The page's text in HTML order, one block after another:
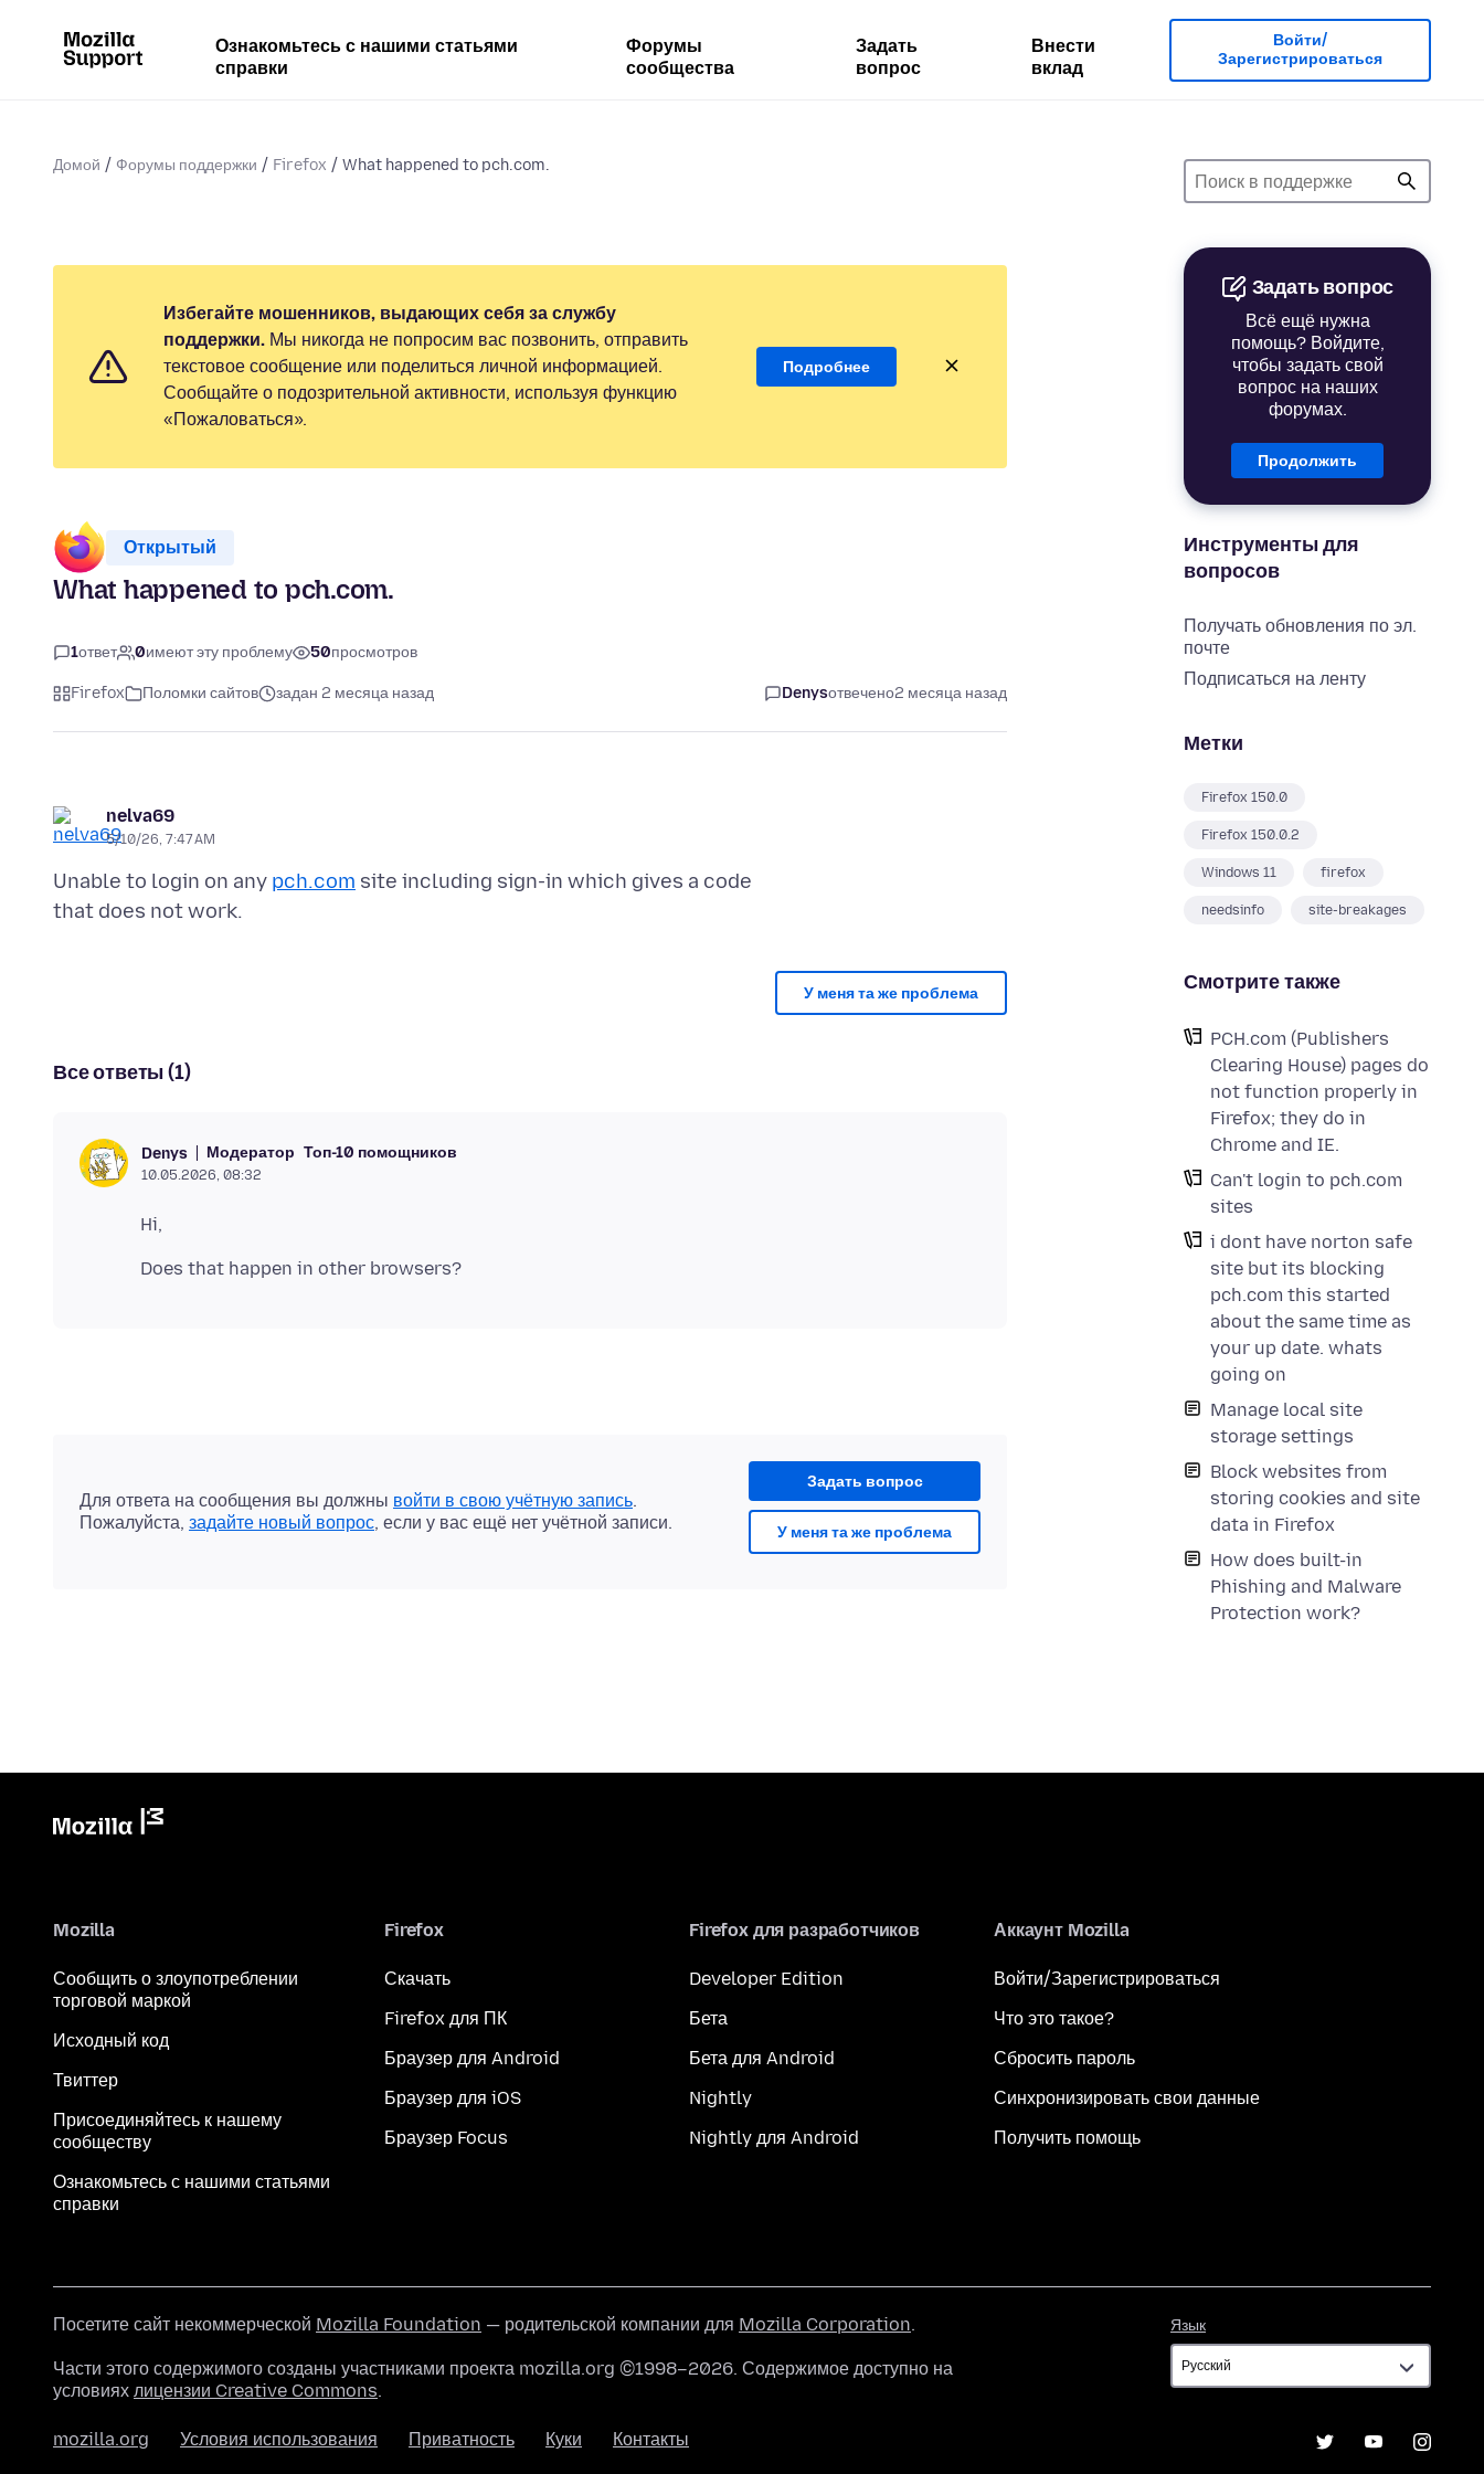
Ознакомьтесь с нашими статьями
справки
Форумы
сообщества
Задать
вопрос
Внести
вклад
Войти/
Зарегистрироваться
Домой Форумы поддержки Firefox What happened to pch.com.
Задать вопрос
Всё ещё нужна
помощь? Войдите,
чтобы задать свой
вопрос на наших
форумах.
Продолжить
Инструменты для
вопросов
Получать обновления по эл.
почте
Подписаться на ленту
Метки
Firefox 150.0
Firefox 150.0.2
Windows 11 firefox
needsinfo site-breakages
Смотрите также
PCH.com (Publishers
Clearing House) pages do
not function properly in
Firefox; they do in
Chrome and IE.
Can't login to pch.com
sites
i dont have norton safe
site but its blocking
pch.com this started
about the same time as
your up date. whats
going on
Manage local site
storage settings
Block websites from
storing cookies and site
data in Firefox
How does built-in
Phishing and Malware
Protection work?
Избегайте мошенников, выдающих себя за службу
поддержки. Мы никогда не попросим вас позвонить, отправить
текстовое сообщение или поделиться личной информацией.
Сообщайте о подозрительной активности, используя функцию
«Пожаловаться».
Подробнее
Открытый
What happened to pch.com.
1ответ 0имеют эту проблему 50просмотров
Firefox Поломки сайтов задан 2 месяца назад Denysотвечено2 месяца назад
nelva69
5/10/26, 7:47 AM
Unable to login on any pch.com site including sign-in which gives a code
У меня та же проблема
Все ответы (1)
Denys Модератор Топ-10 помощников
10.05.2026, 08:32
Задать вопрос
У меня та же проблема
Для ответа на сообщения вы должны войти в свою учётную запись.
Пожалуйста, задайте новый вопрос, если у вас ещё нет учётной записи.
Mozilla
Сообщить о злоупотреблении
торговой маркой
Исходный код
Твиттер
Присоединяйтесь к нашему
сообществу
Ознакомьтесь с нашими статьями
справки
Firefox
Скачать
Firefox для ПК
Браузер для Android
Браузер для iOS
Браузер Focus
Firefox для разработчиков
Developer Edition
Бета
Бета для Android
Nightly
Nightly для Android
Аккаунт Mozilla
Войти/Зарегистрироваться
Что это такое?
Сбросить пароль
Синхронизировать свои данные
Получить помощь
Язык
Посетите сайт некоммерческой Mozilla Foundation — родительской компании для Mozilla Corporation.
Части этого содержимого созданы участниками проекта mozilla.org ©1998–2026. Содержимое доступно на
условиях лицензии Creative Commons.
mozilla.org Условия использования Приватность Куки Контакты